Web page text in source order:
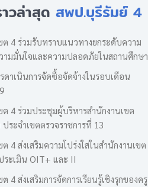
วล่าสุด สพป.บุรีรัมย์ 4
ต 4 ร่วมรับทราบแนวทางยกระดับความ
ามมั่นใจและความปลอดภัยในสถานศึกษา
าเนินการจัดซื้อจัดจ้างในรอบเดือน
4 ร่วมประชุมผู้บริหารสำนักงานเขต
ระจำเขตตรวจราชการที่ 13
4 ส่งเสริมความโปร่งใสในสำนักงานเขต
ระเมิน OIT+ และ II
4 ส่งเสริมการจัดการเรียนรู้เชิงรุกของครู